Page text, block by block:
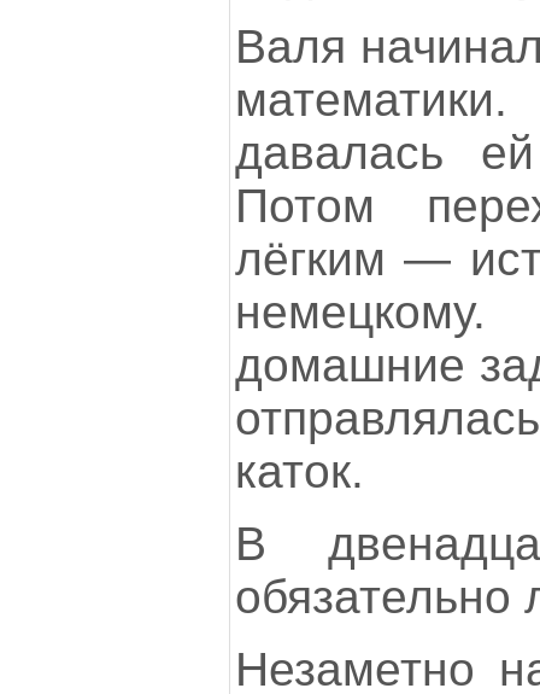
Валя
давалась
Потом
лёгким —
домашние
каток.
В
обязательно
Незаметно